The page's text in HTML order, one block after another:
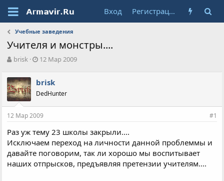
Вход Регистрация
Учебные заведения
Учителя и монстры....
А
т
о
р
т
е
ы
brisk
Д
а
н
ч
л
а
12 Мар 2009
brisk
DedHunter
12 Мар 2009 #1
Раз уж тему 23 школы закрыли....
Исключаем переход на личности данной проблеммы и
давайте поговорим, так ли хорошо мы воспитывает
наших отпрысков, предъявляя претензии учителям....